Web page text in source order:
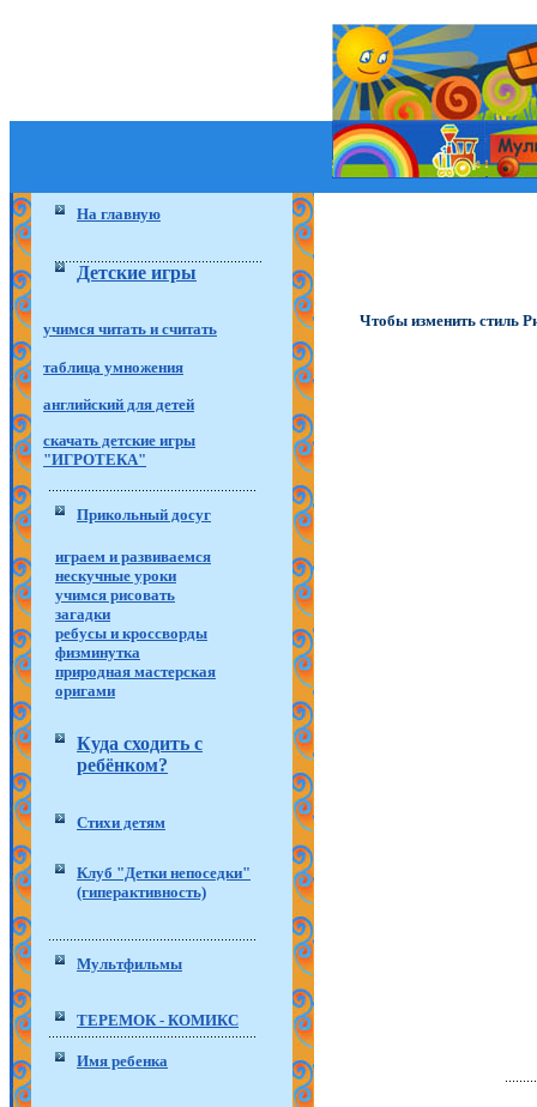
На главную
Детские игры
учимся читать и считать
таблица умножения
английский для детей
скачать детские игры
"ИГРОТЕКА"
Прикольный досуг
играем и развиваемся
нескучные уроки
учимся рисовать
загадки
ребусы и кроссворды
физминутка
природная мастерская
оригами
Куда сходить с
ребёнком?
Стихи детям
Клуб "Детки непоседки"
(гиперактивность)
Мультфильмы
ТЕРЕМОК - КОМИКС
Имя ребенка
Чтобы изменить стиль